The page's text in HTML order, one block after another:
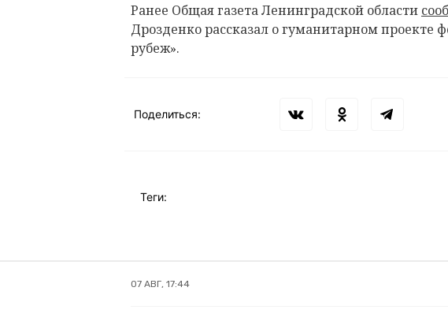
Ранее Общая газета Ленинградской области
Дрозденко рассказал о гуманитарном проекте
рубеж».
Поделиться:
Теги:
07 АВГ, 17:44